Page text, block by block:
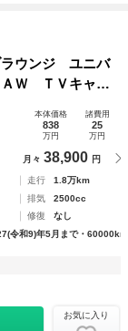
ラウンジ ユニバ
Ｗ ＴＶキャン
前後ドラレ
Ｌ ＣａｒＰｌ
本体価格
838
万円
諸費用
25
万円
月々 38,900 円
走行
1.8万km
排気
2500cc
修復
なし
令和9)年5月まで・
お気に入り